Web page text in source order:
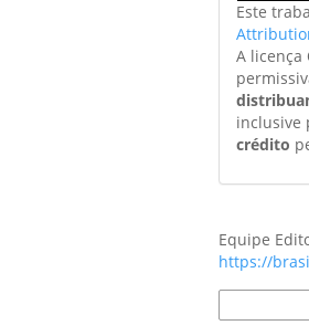
Este
A licença
inclusive
crédito
Equipe
https://